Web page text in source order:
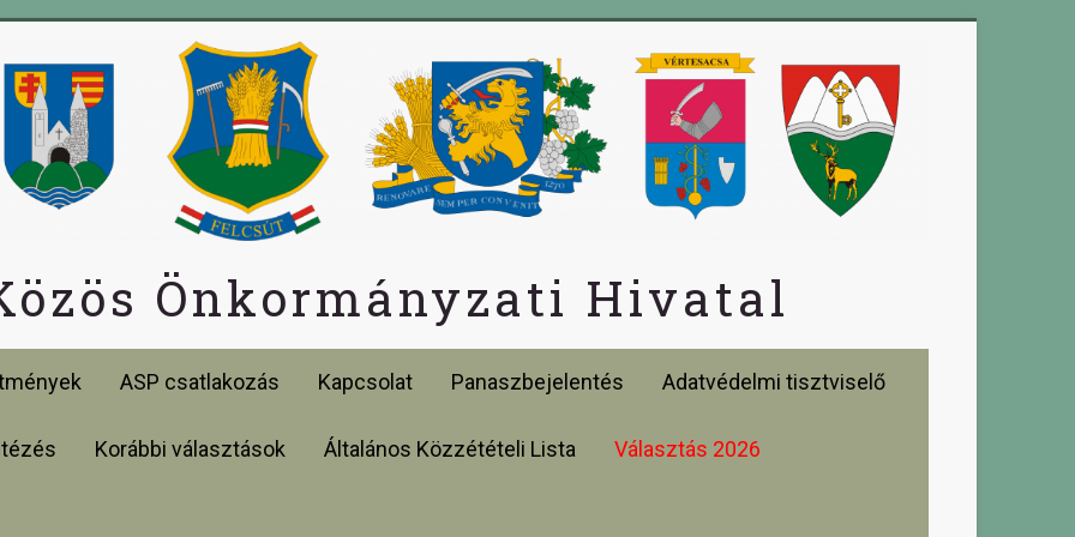
Önkormányzati Hivatal
ASP csatlakozás Kapcsolat Panaszbejelentés Adatvédelmi tisztviselő
Korábbi választások Általános Közzétételi Lista Választás 2026